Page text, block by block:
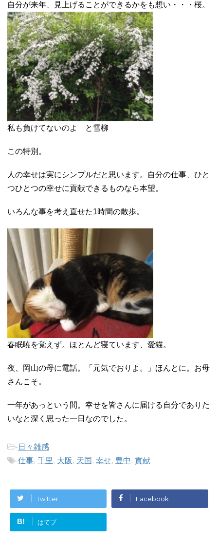
自分が来年、見上げることができるかをも想い・・・桜。
私も負けてないのよ と雪柳
この特別。
人の幸せは実にシンプルだと思います。自分の仕事、ひと
つひとつの幸せに貢献できるものなら本望。
いろんな事を考え直せた1時間の散歩。
春眠暁を覚えず。ほとんど寝ています、愛猫。
夜、岡山の母に電話。「元気でおりよ。」ほんとに。お母
さんこそ。
一年があっという間。幸せを皆さんに届ける自分でありた
いなと深く思った一日なのでした。
-日々雑感
-仕事, 千里, 大阪, 天国 , 幸せ, 豊中, 貢献
Twitter Facebook
B! はてブ